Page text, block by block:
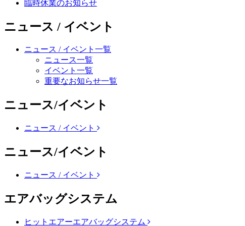
臨時休業のお知らせ
ニュース / イベント
ニュース / イベント一覧
ニュース一覧
イベント一覧
重要なお知らせ一覧
ニュース/イベント
ニュース / イベント
ニュース/イベント
ニュース / イベント
エアバッグシステム
ヒットエアーエアバッグシステム